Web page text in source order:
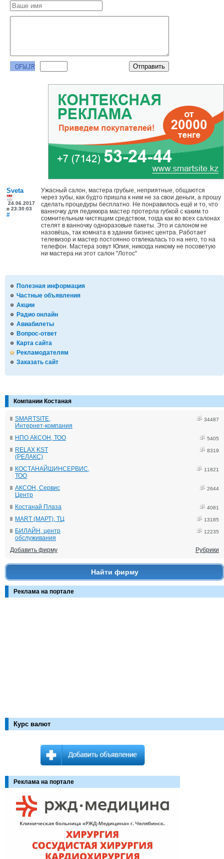
Полезная информация
Частные объявления
Акции
Радио онлайн
Авиабилеты
Вопрос-ответ
Карта сайта
Рекламодателям
Заказать сайт
Компании Костаная
SMARTSITE,
Интернет-компания
34487
НПО АКСОН, ТОО 5405
RELAX KST
(РЕЛАКС)
8319
КОСТАНАЙШИНСЕРВИС,
ТОО
11821
АКСОН, Сервис
Центр
2644
Костанай Плаза 4081
MART (МАРТ), ТЦ 13185
БИЛАЙН, центр
обслуживания
12235
Добавить фирму Рубрики
Найти фирму
Реклама на портале
Курс валют
Sveta
24.06.2017
в 23:30:03
#
Ужасный салон, мастера грубые, неприятные, общаются
через зубы, как будто пришла к ним не за свои деньги, а прошу
сделать процедуры бесплатно. Не понравилось ещё и то, что
ванночку для педикюра мастер протерла губкой с каким то
сомнительным чистящим средством, тогда как во всех салонах
стелят в ванночку одноразовые пакеты. Это и салоном не
назовёшь, так комната в здании бизнес центра. Работает
телевизор и мастер постоянно отвлекалась то на него, то на
телефон. Мастера зовут Юлия, никогда никому не посоветую
ни мастера ни этот салон "Лотос"
Реклама на портале